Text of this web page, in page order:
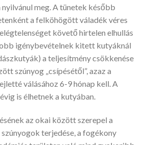
meg. A tünetek később
a felköhögött váladék véres
követő hirtelen elhullás
igénybevételnek kitett kutyáknál
a teljesítmény csökkenése
szúnyog „csípésétől”, azaz a
válásához 6-9 hónap kell. A
is élhetnek a kutyában.
az okai között szerepel a
terjedése, a fogékony